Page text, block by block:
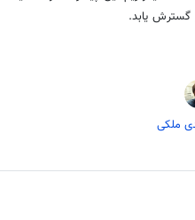
گسترش یابد.
ملکی